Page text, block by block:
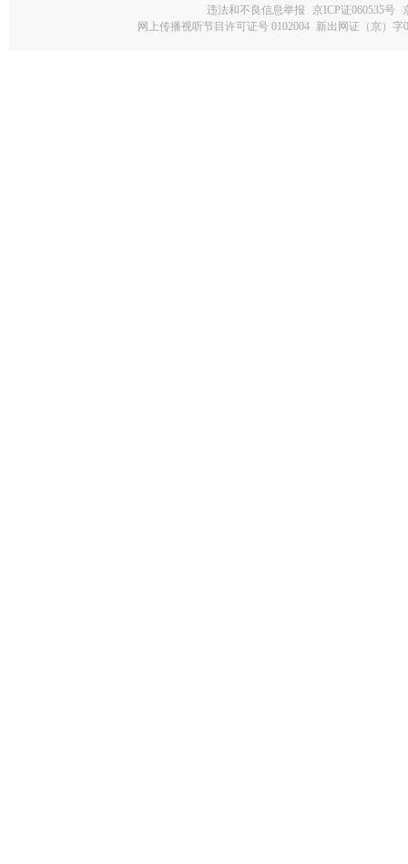
违法和不良信息举报 京ICP证060535号
网上传播视听节目许可证号 0102004 新出网证（京）